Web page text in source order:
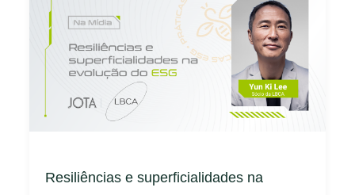
Resiliências e superficialidades na